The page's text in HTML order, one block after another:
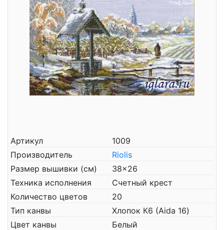
Артикул
1009
Производитель
Riolis
Размер вышивки (см)
38x26
Техника исполнения
Счетный крест
Количество цветов
20
Тип канвы
Хлопок К6 (Aida 16)
Цвет канвы
Белый